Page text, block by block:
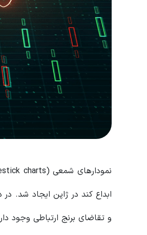
و تقاضای برنج ارتباطی وجود